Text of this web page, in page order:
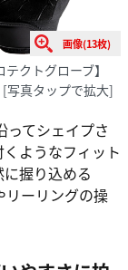
画像(13枚)
テクトグローブ】
[写真タップで拡大]
ってシェイプさ
ようなフィット
握り込める
リーリングの操